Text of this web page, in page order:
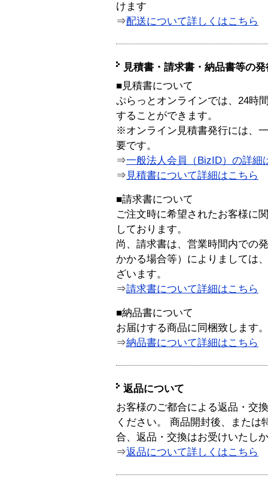
けます
⇒配送について詳しくはこちら
見積書・請求書・納品書等の
■見積書について
ぷらっとオンラインでは、24時
することができます。
※オンライン見積書発行には、
要です。
⇒一般法人会員（BizID）の詳細
⇒ 見積書について詳細はこちら
■請求書について
ご注文時に希望されたお客様に
しております。
尚、請求書は、営業時間内での
かかる場合等）によりましては
ざいます。
⇒請求書について詳細はこちら
■納品書について
お届けする商品に同梱致します。
⇒納品書について詳細はこちら
返品について
お客様のご都合による返品・交
ください。 商品開封後、または
合、返品・交換はお受けいたし
⇒返品について詳しくはこちら